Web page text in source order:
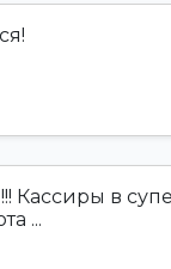
Кассиры в
...